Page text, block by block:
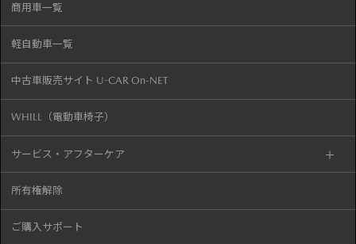
商用車一覧
軽自動車一覧
中古車販売サイト U-CAR On-NET
WHILL（電動車椅子）
サービス・アフターケア
所有権解除
ご購入サポート